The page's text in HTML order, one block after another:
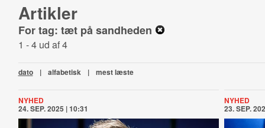
Artikler
For tag: tæt på sandheden
1 - 4 ud af 4
dato | alfabetisk | mest læste
NYHED
24. SEP. 2025 | 10:31
NYHED
23. SEP.